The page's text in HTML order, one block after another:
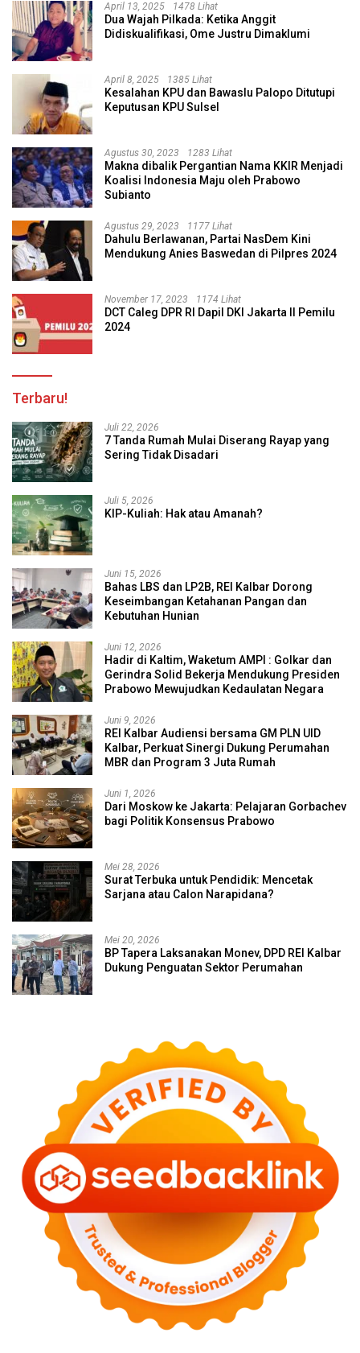
April 13, 2025 1478 Lihat
Dua Wajah Pilkada: Ketika Anggit
Didiskualifikasi, Ome Justru Dimaklumi
April 8, 2025 1385 Lihat
Kesalahan KPU dan Bawaslu Palopo Ditutupi
Keputusan KPU Sulsel
Agustus 30, 2023 1283 Lihat
Makna dibalik Pergantian Nama KKIR Menjadi
Koalisi Indonesia Maju oleh Prabowo
Subianto
Agustus 29, 2023 1177 Lihat
Dahulu Berlawanan, Partai NasDem Kini
Mendukung Anies Baswedan di Pilpres 2024
November 17, 2023 1174 Lihat
DCT Caleg DPR RI Dapil DKI Jakarta II Pemilu
2024
Terbaru!
Juli 22, 2026
7 Tanda Rumah Mulai Diserang Rayap yang
Sering Tidak Disadari
Juli 5, 2026
KIP-Kuliah: Hak atau Amanah?
Juni 15, 2026
Bahas LBS dan LP2B, REI Kalbar Dorong
Keseimbangan Ketahanan Pangan dan
Kebutuhan Hunian
Juni 12, 2026
Hadir di Kaltim, Waketum AMPI : Golkar dan
Gerindra Solid Bekerja Mendukung Presiden
Prabowo Mewujudkan Kedaulatan Negara
Juni 9, 2026
REI Kalbar Audiensi bersama GM PLN UID
Kalbar, Perkuat Sinergi Dukung Perumahan
MBR dan Program 3 Juta Rumah
Juni 1, 2026
Dari Moskow ke Jakarta: Pelajaran Gorbachev
bagi Politik Konsensus Prabowo
Mei 28, 2026
Surat Terbuka untuk Pendidik: Mencetak
Sarjana atau Calon Narapidana?
Mei 20, 2026
BP Tapera Laksanakan Monev, DPD REI Kalbar
Dukung Penguatan Sektor Perumahan